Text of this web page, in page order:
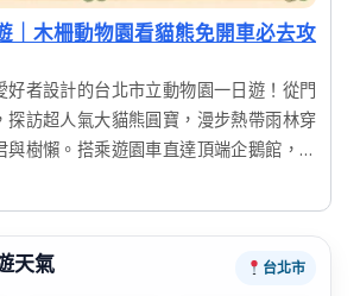
｜木柵動物園看貓熊免開車必去攻
好者設計的台北市立動物園一日遊！從門
探訪超人氣大貓熊圓寶，漫步熱帶雨林穿
與樹懶。搭乘遊園車直達頂端企鵝館，感
，寓教於樂的最佳選擇。
天氣 台北市